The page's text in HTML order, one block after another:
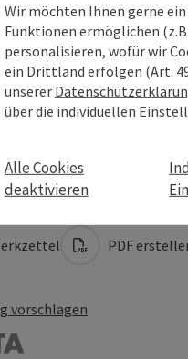
PDF
vorschlagen
Wir möchten Ihnen gerne
Funktionen ermöglichen
personalisieren, wofür wir
ein Drittland erfolgen (Art.
unserer
über die individuellen
Alle Cookies
deaktivieren